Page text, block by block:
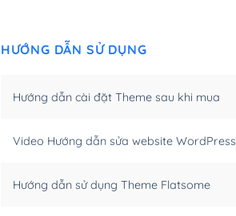
(+450,000₫)
(+950,000₫)
HƯỚNG DẪN SỬ DỤNG
Hướng dẫn cài đặt Theme sau khi mua
Video Hướng dẫn sửa website WordPress
Hướng dẫn sử dụng Theme Flatsome